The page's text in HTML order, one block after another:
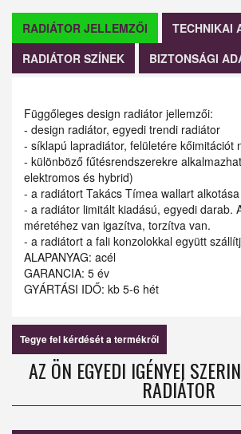
RADIÁTOR JELLEMZŐI
TECHNIKAI
RADIÁTOR SZÍNEK
BIZTONSÁGI
Függőleges design radiátor jellemzői:
- design radiátor, egyedi trendi radiátor
- síklapú lapradiátor, felületére kőimitációt
- különböző fűtésrendszerekre
elektromos és hybrid)
- a radiátort Takács Tímea wallart
- a radiátor limitált kiadású, egyedi darab.
méretéhez van igazítva, torzítva van.
- a radiátort a fali konzolokkal együtt
ALAPANYAG: acél
GARANCIA: 5 év
GYÁRTÁSI IDŐ: kb 5-6 hét
Tegye fel kérdését a termékről
AZ ÖN EGYEDI IGÉNYEI
RADIÁTOR